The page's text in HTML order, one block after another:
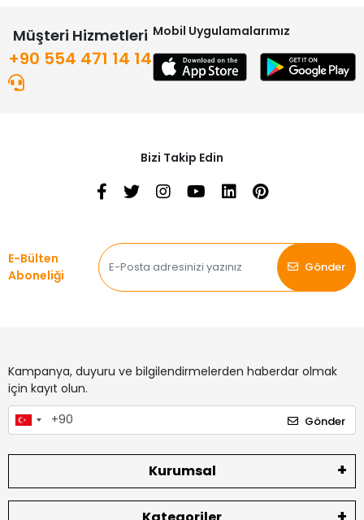
Müşteri Hizmetleri
+90 554 471 14 14
Mobil Uygulamalarımız
Bizi Takip Edin
E-Bülten
Aboneliği
Gönder
Kampanya, duyuru ve bilgilendirmelerden haberdar olmak
için kayıt olun.
Gönder
Kurumsal